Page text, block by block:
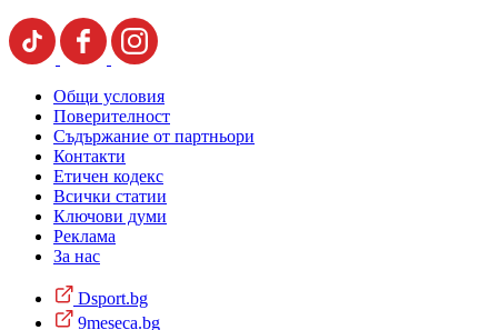
Общи условия
Поверителност
Съдържание от партньори
Контакти
Етичен кодекс
Всички статии
Ключови думи
Реклама
За нас
Dsport.bg
9meseca.bg